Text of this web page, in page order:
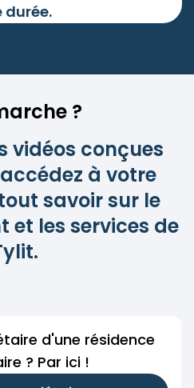
durée.
?
vidéos conçues
à votre
savoir sur le
et les services de
d'une résidence
? Par ici !